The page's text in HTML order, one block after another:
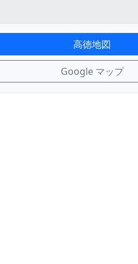
高徳地図
Google マップ